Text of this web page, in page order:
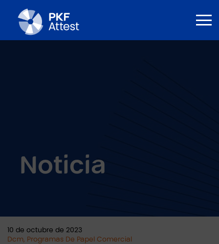
Noticia
10 de octubre de 2023
Dcm, Programas De Papel Comercial